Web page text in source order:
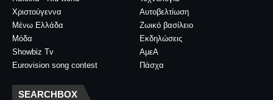
Χριστούγεννα
Αυτοβελτίωση
Μένω Ελλάδα
Ζωικό βασίλειο
Μόδα
Εκδηλώσεις
Showbiz Tv
ΑμεΑ
Eurovision song contest
Πάσχα
SEARCHBOX